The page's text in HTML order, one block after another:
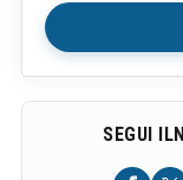
SEGUI